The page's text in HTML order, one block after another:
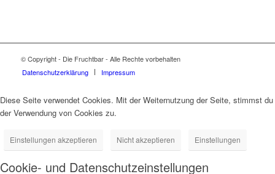
© Copyright - Die Fruchtbar - Alle Rechte vorbehalten
Datenschutz­erklärung
Impressum
Diese Seite verwendet Cookies. Mit der Weiternutzung der Seite, stimmst du
der Verwendung von Cookies zu.
Einstellungen akzeptieren Nicht akzeptieren Einstellungen
Cookie- und Datenschutzeinstellungen